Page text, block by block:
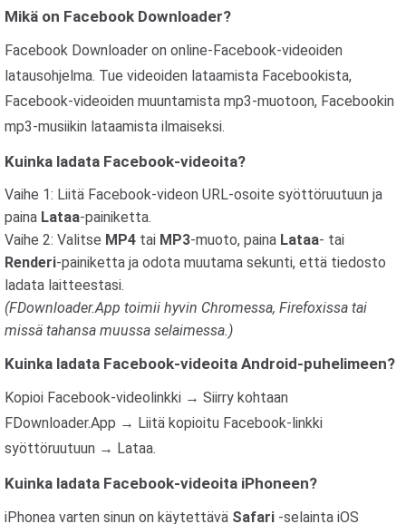
Mikä on Facebook Downloader?
Facebook Downloader on online-Facebook-videoiden
latausohjelma. Tue videoiden lataamista Facebookista,
Facebook-videoiden muuntamista mp3-muotoon, Facebookin
mp3-musiikin lataamista ilmaiseksi.
Kuinka ladata Facebook-videoita?
Vaihe 1: Liitä Facebook-videon URL-osoite syöttöruutuun ja
paina Lataa-painiketta.
Vaihe 2: Valitse MP4 tai MP3-muoto, paina Lataa- tai
Renderi-painiketta ja odota muutama sekunti, että tiedosto
ladata laitteestasi.
(FDownloader.App toimii hyvin Chromessa, Firefoxissa tai
missä tahansa muussa selaimessa.)
Kuinka ladata Facebook-videoita Android-puhelimeen?
Kopioi Facebook-videolinkki → Siirry kohtaan
FDownloader.App → Liitä kopioitu Facebook-linkki
syöttöruutuun → Lataa.
Kuinka ladata Facebook-videoita iPhoneen?
iPhonea varten sinun on käytettävä Safari -selainta iOS